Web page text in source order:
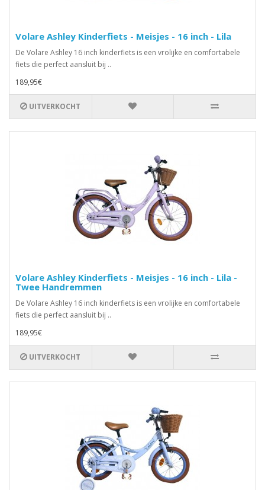
Volare Ashley Kinderfiets - Meisjes - 16 inch - Lila
De Volare Ashley 16 inch kinderfiets is een vrolijke en comfortabele
fiets die perfect aansluit bij ..
189,95€
UITVERKOCHT
Volare Ashley Kinderfiets - Meisjes - 16 inch - Lila -
Twee Handremmen
De Volare Ashley 16 inch kinderfiets is een vrolijke en comfortabele
fiets die perfect aansluit bij ..
189,95€
UITVERKOCHT